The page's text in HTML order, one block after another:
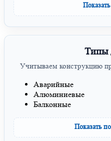
Типы
Учитываем конструкцию
Аварийные
Алюминиевые
Балконные
Показать